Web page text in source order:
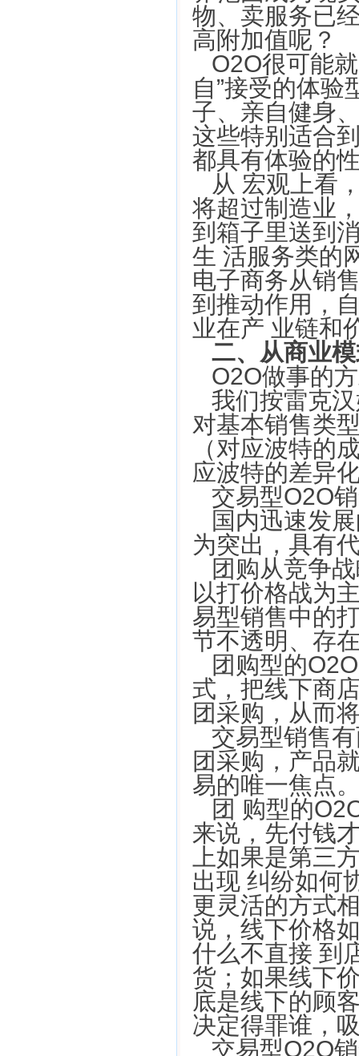
物、卖服务已
高附加值呢？
O2O很可能
自”接受的体
子、亲自健身
这些特别适合
都具有体验的
从 宏观上看
将超过制造业
到箱子里送到
生 活服务类的
电子商务从销
到推动作用，
业在产 业链和
二、从商业
O2O做事的
我们按雷克
对基本销售类
（对应波特的
应波特的差异
交易型O2O
国内迅速发
为突出，具有
团购从竞争
以打价格战为
易型销售中的
节不透明、存
团购型的
式，把线下商
团采购，从而
交易型销售
团采购，产品
易的唯一焦点
团 购型的
来说，先付钱
上如果是第三
出现 纠纷如何
更灵活的方式
说，线下价格
什么不直接 到
货；如果线下
底是线下的顾
决定得罪谁，
交易型O2O